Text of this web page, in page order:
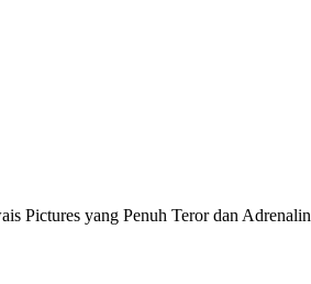
Pictures yang Penuh Teror dan Adrenalin